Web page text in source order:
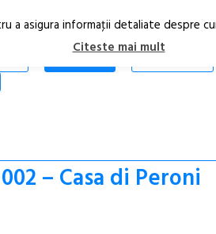
STIRI
– Casa di Peroni
a asigura informaţii detaliate despre
Citeste mai mult